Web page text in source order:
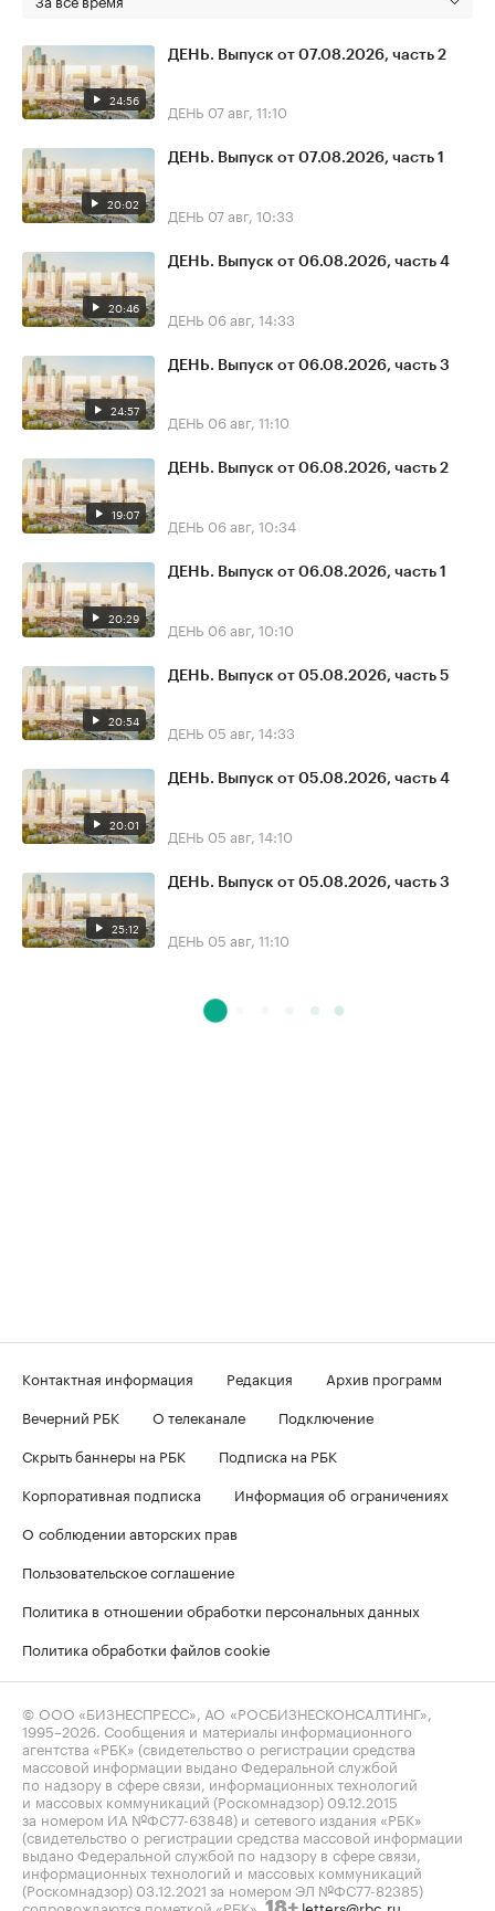
24:56
ДЕНЬ. Выпуск от 07.08.2026, часть 2
ДЕНЬ 07 авг, 11:10
20:02
ДЕНЬ. Выпуск от 07.08.2026, часть 1
ДЕНЬ 07 авг, 10:33
20:46
ДЕНЬ. Выпуск от 06.08.2026, часть 4
ДЕНЬ 06 авг, 14:33
24:57
ДЕНЬ. Выпуск от 06.08.2026, часть 3
ДЕНЬ 06 авг, 11:10
19:07
ДЕНЬ. Выпуск от 06.08.2026, часть 2
ДЕНЬ 06 авг, 10:34
20:29
ДЕНЬ. Выпуск от 06.08.2026, часть 1
ДЕНЬ 06 авг, 10:10
20:54
ДЕНЬ. Выпуск от 05.08.2026, часть 5
ДЕНЬ 05 авг, 14:33
20:01
ДЕНЬ. Выпуск от 05.08.2026, часть 4
ДЕНЬ 05 авг, 14:10
25:12
ДЕНЬ. Выпуск от 05.08.2026, часть 3
ДЕНЬ 05 авг, 11:10
Контактная информация Редакция
Архив программ
Вечерний РБК
О телеканале
Подключение
Скрыть баннеры на РБК
Подписка на РБК
Корпоративная подписка
Информация об ограничениях
О соблюдении авторских прав
Пользовательское соглашение
Политика в отношении обработки персональных данных
Политика обработки файлов cookie
© ООО «БИЗНЕСПРЕСС», АО «РОСБИЗНЕСКОНСАЛТИНГ»,
1995–2026 . Сообщения и материалы информационного
агентства «РБК» (свидетельство о регистрации средства
массовой информации выдано Федеральной службой
по надзору в сфере связи, информационных технологий
и массовых коммуникаций (Роскомнадзор) 09.12.2015
за номером ИА №ФС77-63848) и сетевого издания «РБК»
(свидетельство о регистрации средства массовой информации
выдано Федеральной службой по надзору в сфере связи,
информационных технологий и массовых коммуникаций
(Роскомнадзор) 03.12.2021 за номером ЭЛ №ФС77-82385)
сопровождаются пометкой «РБК».
letters@rbc.ru